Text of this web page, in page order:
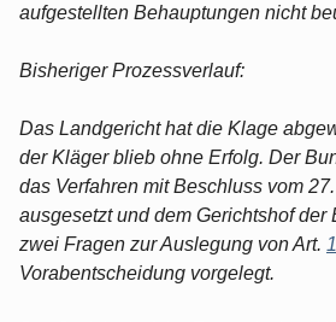
aufgestellten Behauptungen nicht
Bisheriger Prozessverlauf:
Das Landgericht hat die Klage
der Kläger blieb ohne Erfolg. Der
das Verfahren mit Beschluss vom
ausgesetzt und dem Gerichtshof
zwei Fragen zur Auslegung von Art.
Vorabentscheidung vorgelegt.